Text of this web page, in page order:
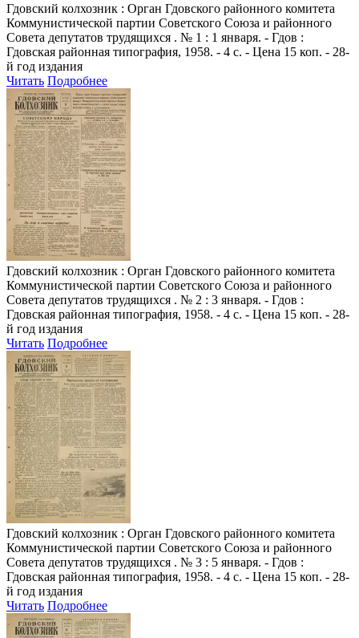
Гдовский колхозник : Орган Гдовского районного комитета
Коммунистической партии Советского Союза и районного
Совета депутатов трудящихся . № 1 : 1 января. - Гдов :
Гдовская районная типография, 1958. - 4 с. - Цена 15 коп. - 28-
й год издания
Читать Подробнее
Гдовский колхозник : Орган Гдовского районного комитета
Коммунистической партии Советского Союза и районного
Совета депутатов трудящихся . № 2 : 3 января. - Гдов :
Гдовская районная типография, 1958. - 4 с. - Цена 15 коп. - 28-
й год издания
Читать Подробнее
Гдовский колхозник : Орган Гдовского районного комитета
Коммунистической партии Советского Союза и районного
Совета депутатов трудящихся . № 3 : 5 января. - Гдов :
Гдовская районная типография, 1958. - 4 с. - Цена 15 коп. - 28-
й год издания
Читать Подробнее